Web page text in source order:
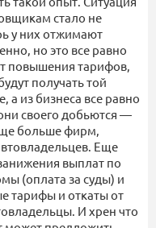
стало не
у них отжимают
но это все равно
повышения тарифов,
получать той
из бизнеса все равно
своего добьются —
больше фирм,
Еще
выплат по
(оплата за суды) и
тарифы и откаты от
И хрен что